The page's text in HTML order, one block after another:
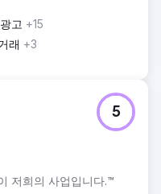
우리는 1페이지 순위에
가, 목표 시장에서 고객
도메인을 확보했습니
고 +15
래 +3
저희의 사업입니다.™
5